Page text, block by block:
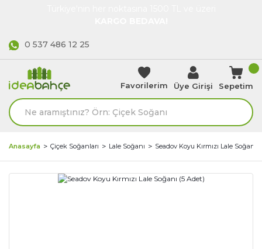
0 537 486 12 25
Favorilerim Üye Girişi Sepetim
Anasayfa Çiçek Soğanları Lale Soğanı Seadov Koyu Kırmızı Lale Soğanı